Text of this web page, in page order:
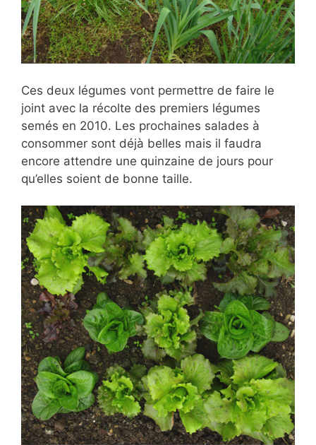
Ces deux légumes vont permettre de faire le
joint avec la récolte des premiers légumes
semés en 2010. Les prochaines salades à
consommer sont déjà belles mais il faudra
encore attendre une quinzaine de jours pour
qu’elles soient de bonne taille.